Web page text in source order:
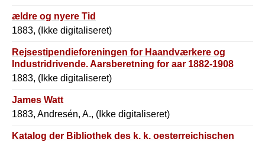
ældre og nyere Tid
1883, (Ikke digitaliseret)
Rejsestipendieforeningen for Haandværkere og
Industridrivende. Aarsberetning for aar 1882-1908
1883, (Ikke digitaliseret)
James Watt
1883, Andresén, A., (Ikke digitaliseret)
Katalog der Bibliothek des k. k. oesterreichischen